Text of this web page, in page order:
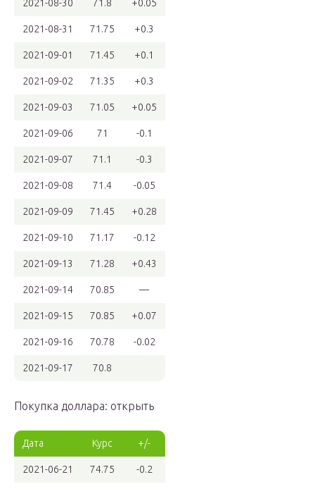
2021-08-30 71.8 +0.05
2021-08-31 71.75 +0.3
2021-09-01 71.45 +0.1
2021-09-02 71.35 +0.3
2021-09-03 71.05 +0.05
2021-09-06 71 -0.1
2021-09-07 71.1 -0.3
2021-09-08 71.4 -0.05
2021-09-09 71.45 +0.28
2021-09-10 71.17 -0.12
2021-09-13 71.28 +0.43
2021-09-14 70.85 —
2021-09-15 70.85 +0.07
2021-09-16 70.78 -0.02
2021-09-17 70.8
Покупка доллара: открыть
Дата Курс +/-
2021-06-21 74.75 -0.2